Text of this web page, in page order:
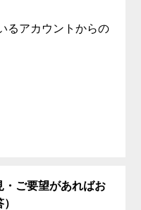
るアカウントからの
・ご要望があればお